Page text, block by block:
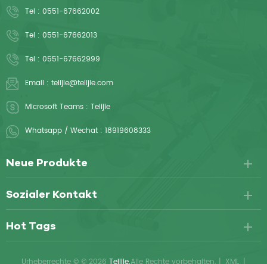
Tel : 0551-67662002
Tel : 0551-67662013
Tel : 0551-67662999
Email : telijie@telijie.com
Microsoft Teams : Telijie
Whatsapp / Wechat : 18919608333
Neue Produkte
Sozialer Kontakt
Hot Tags
Urheberrechte © © 2026 Telijie.Alle Rechte vorbehalten. | XML |